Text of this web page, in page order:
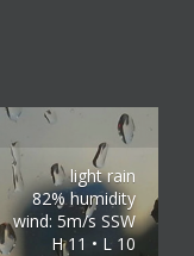
light rain
82% humidity
wind: 5m/s SSW
H 11 • L 10